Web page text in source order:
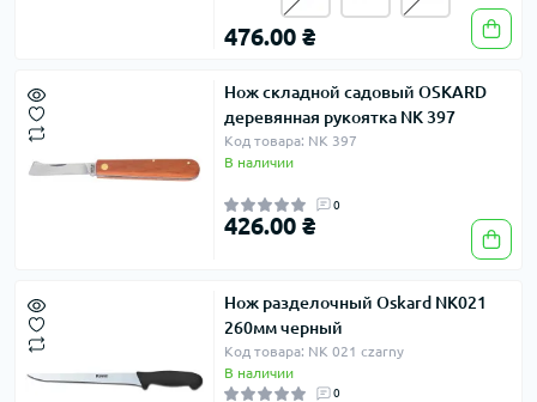
476.00 ₴
Нож складной садовый OSKARD
деревянная рукоятка NK 397
Код товара: NK 397
В наличии
0
426.00 ₴
Нож разделочный Oskard NK021
260мм черный
Код товара: NK 021 czarny
В наличии
0